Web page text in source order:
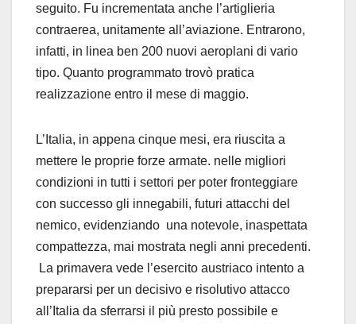
seguito. Fu incrementata anche l’artiglieria
contraerea, unitamente all’aviazione. Entrarono,
infatti, in linea ben 200 nuovi aeroplani di vario
tipo. Quanto programmato trovò pratica
realizzazione entro il mese di maggio.
L’Italia, in appena cinque mesi, era riuscita a
mettere le proprie forze armate. nelle migliori
condizioni in tutti i settori per poter fronteggiare
con successo gli innegabili, futuri attacchi del
nemico, evidenziando una notevole, inaspettata
compattezza, mai mostrata negli anni precedenti.
La primavera vede l’esercito austriaco intento a
prepararsi per un decisivo e risolutivo attacco
all’Italia da sferrarsi il più presto possibile e